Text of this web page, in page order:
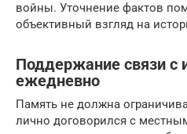
войны. Уточнение фактов
объективный взгляд на
Поддержание связи с
ежедневно
Память не должна
лично договорился с